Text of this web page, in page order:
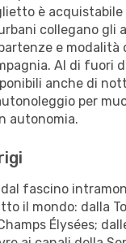
è acquistabile
collegano gli
e modalità
Al di fuori
anche di
per
autonomia.
fascino
il mondo: dalla
Élysées;